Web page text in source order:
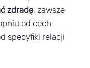
zdradę, zawsze
od cech
specyfiki relacji